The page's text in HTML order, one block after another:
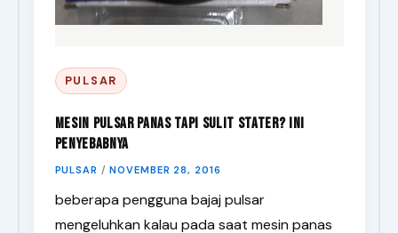
PULSAR
Mesin Pulsar Panas Tapi Sulit Stater? Ini
Penyebabnya
PULSAR /NOVEMBER 28, 2016
beberapa pengguna bajaj pulsar
mengeluhkan kalau pada saat mesin panas